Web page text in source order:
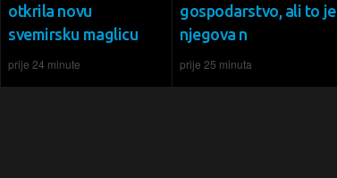
otkrila novu
svemirsku maglicu
prije 24 minute
gospodarstvo, ali to je
njegova n
prije 25 minuta